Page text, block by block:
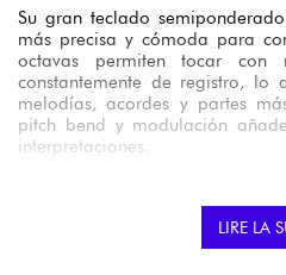
Su gran teclado
más precisa y cómoda para
octavas permiten tocar con
constantemente de registro,
melodías, acordes y partes
pitch bend y modulación
interpretaciones.
Los 16 pads sensibles a la
LIRE LA